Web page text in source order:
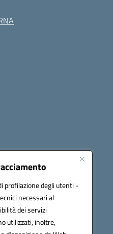
profilazione degli utenti -
necessari al
dei servizi
utilizzati, inoltre,